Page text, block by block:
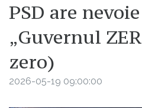
PSD are
„Guvernul
zero)
2026-05-19 09:00:00